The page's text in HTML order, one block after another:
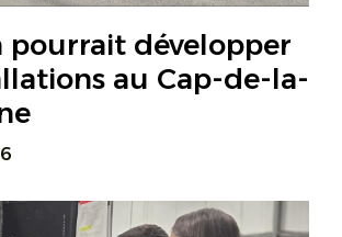
pourrait développer
au Cap-de-la-